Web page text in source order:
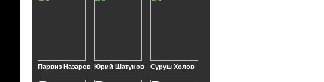
Парвиз Назаров Юрий Шатунов Суруш Холов